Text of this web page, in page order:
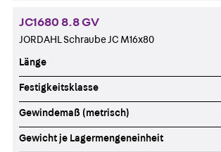
JC1680 8.8 GV
JORDAHL Schraube JC M16x80
Länge
Festigkeitsklasse
Gewindemaß (metrisch)
Gewicht je Lagermengeneinheit